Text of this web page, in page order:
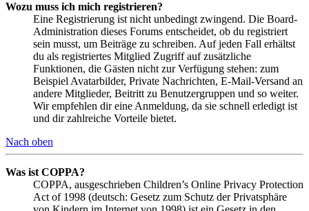
Wozu muss ich mich registrieren?
Eine Registrierung ist nicht unbedingt zwingend. Die Board-
Administration dieses Forums entscheidet, ob du registriert
sein musst, um Beiträge zu schreiben. Auf jeden Fall erhältst
du als registriertes Mitglied Zugriff auf zusätzliche
Funktionen, die Gästen nicht zur Verfügung stehen: zum
Beispiel Avatarbilder, Private Nachrichten, E-Mail-Versand an
andere Mitglieder, Beitritt zu Benutzergruppen und so weiter.
Wir empfehlen dir eine Anmeldung, da sie schnell erledigt ist
und dir zahlreiche Vorteile bietet.
Nach oben
Was ist COPPA?
COPPA, ausgeschrieben Children’s Online Privacy Protection
Act of 1998 (deutsch: Gesetz zum Schutz der Privatsphäre